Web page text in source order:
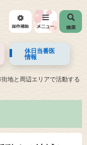
休日当番医
情報
街地と周辺エリアで活動する